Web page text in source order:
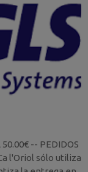
50.00€ -- PEDIDOS
l'Oriol sólo utiliza